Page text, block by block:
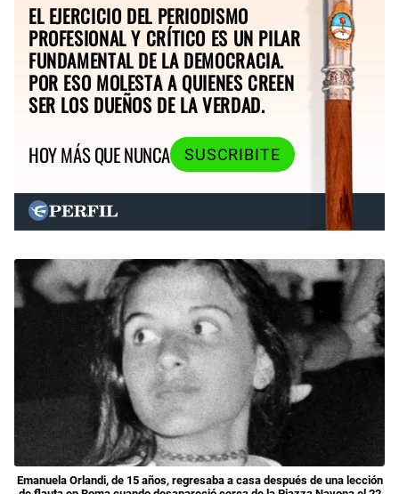
EL EJERCICIO DEL PERIODISMO
PROFESIONAL Y CRÍTICO ES UN PILAR
FUNDAMENTAL DE LA DEMOCRACIA.
POR ESO MOLESTA A QUIENES CREEN
SER LOS DUEÑOS DE LA VERDAD.
HOY MÁS QUE NUNCA
SUSCRIBITE
Emanuela Orlandi, de 15 años, regresaba a casa después de una lección